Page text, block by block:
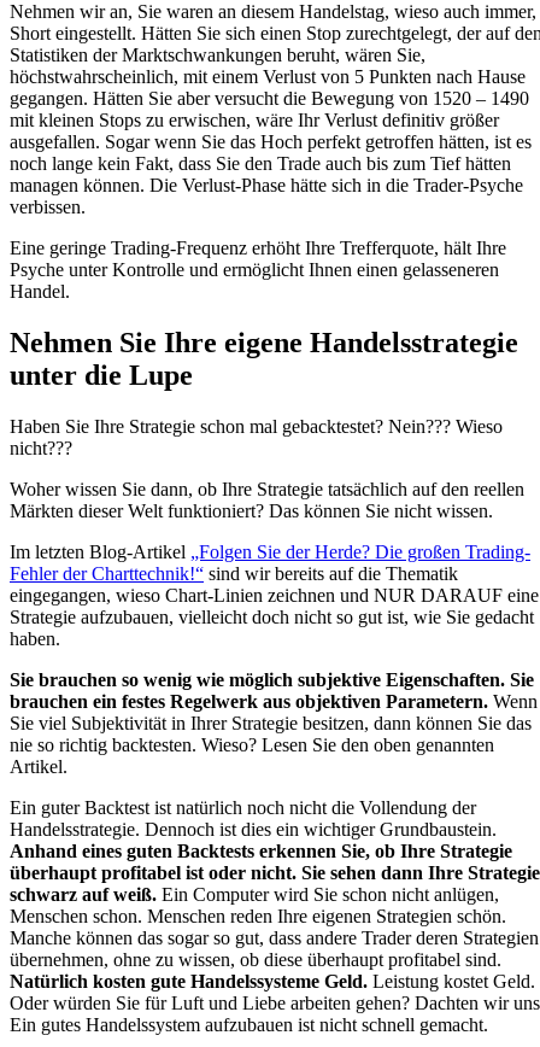
Nehmen wir an, Sie waren an diesem Handelstag, wieso auch immer,
Short eingestellt. Hätten Sie sich einen Stop zurechtgelegt, der auf
Statistiken der Marktschwankungen beruht, wären Sie,
höchstwahrscheinlich, mit einem Verlust von 5 Punkten nach Hause
gegangen. Hätten Sie aber versucht die Bewegung von 1520 – 1490
mit kleinen Stops zu erwischen, wäre Ihr Verlust definitiv größer
ausgefallen. Sogar wenn Sie das Hoch perfekt getroffen hätten, ist es
noch lange kein Fakt, dass Sie den Trade auch bis zum Tief hätten
managen können. Die Verlust-Phase hätte sich in die Trader-Psyche
verbissen.
Eine geringe Trading-Frequenz erhöht Ihre Trefferquote, hält Ihre
Psyche unter Kontrolle und ermöglicht Ihnen einen gelasseneren
Handel.
Nehmen Sie Ihre eigene Handelsstrategie
unter die Lupe
Haben Sie Ihre Strategie schon mal gebacktestet? Nein??? Wieso
nicht???
Woher wissen Sie dann, ob Ihre Strategie tatsächlich auf den reellen
Märkten dieser Welt funktioniert? Das können Sie nicht wissen.
Im letzten Blog-Artikel „Folgen Sie der Herde? Die großen Trading-
Fehler der Charttechnik!“ sind wir bereits auf die Thematik
eingegangen, wieso Chart-Linien zeichnen und NUR DARAUF eine
Strategie aufzubauen, vielleicht doch nicht so gut ist, wie Sie gedacht
haben.
Sie brauchen so wenig wie möglich subjektive Eigenschaften. Sie
brauchen ein festes Regelwerk aus objektiven Parametern. Wenn
Sie viel Subjektivität in Ihrer Strategie besitzen, dann können Sie das
nie so richtig backtesten. Wieso? Lesen Sie den oben genannten
Artikel.
Ein guter Backtest ist natürlich noch nicht die Vollendung der
Handelsstrategie. Dennoch ist dies ein wichtiger Grundbaustein.
Anhand eines guten Backtests erkennen Sie, ob Ihre Strategie
überhaupt profitabel ist oder nicht. Sie sehen dann Ihre Strategie
schwarz auf weiß. Ein Computer wird Sie schon nicht anlügen,
Menschen schon. Menschen reden Ihre eigenen Strategien schön.
Manche können das sogar so gut, dass andere Trader deren Strategien
übernehmen, ohne zu wissen, ob diese überhaupt profitabel sind.
Natürlich kosten gute Handelssysteme Geld. Leistung kostet Geld.
Oder würden Sie für Luft und Liebe arbeiten gehen? Dachten wir
Ein gutes Handelssystem aufzubauen ist nicht schnell gemacht.